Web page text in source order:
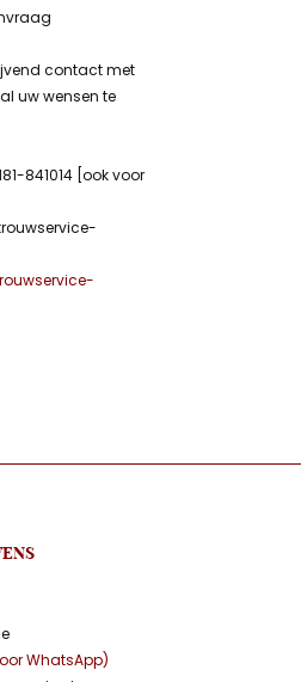
contact met
uw wensen te
841014 [ook voor
WhatsApp)